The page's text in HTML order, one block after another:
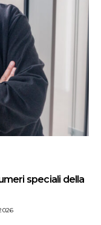
speciali della